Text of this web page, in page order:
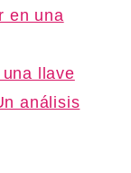
en una
llave
análisis